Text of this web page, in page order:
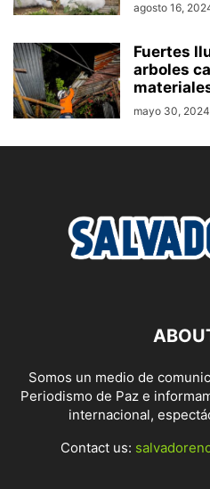
agosto 16,
Fuertes
arboles
mayo 30, 2024
Somos un medio de
Periodismo de Paz e
internacional,
Contact us: